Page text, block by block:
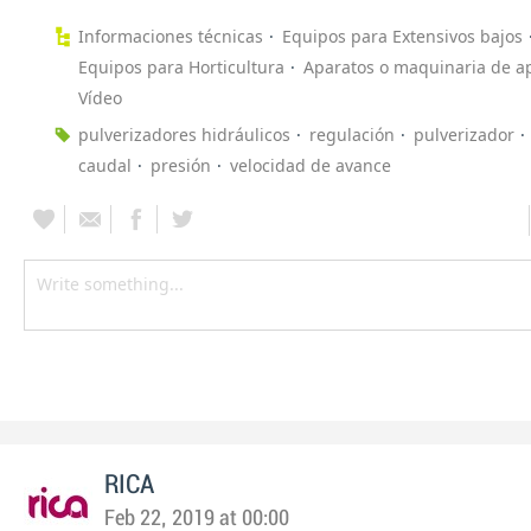
Informaciones técnicas
Equipos para Extensivos bajos
Equipos para Horticultura
Aparatos o maquinaria de
Vídeo
pulverizadores hidráulicos
regulación
pulverizador
caudal
presión velocidad de avance
RICA
Feb 22, 2019 at 00:00